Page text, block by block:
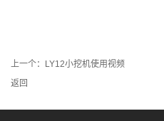
上一个：
LY12小挖机使用视频
返回